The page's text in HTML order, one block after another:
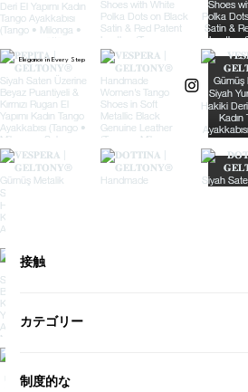
接触
geltonyshoes@gmail.com
カテゴリー
ンスシューズコレクションカスタムオーダー
制度的な
Elegance in Every Step